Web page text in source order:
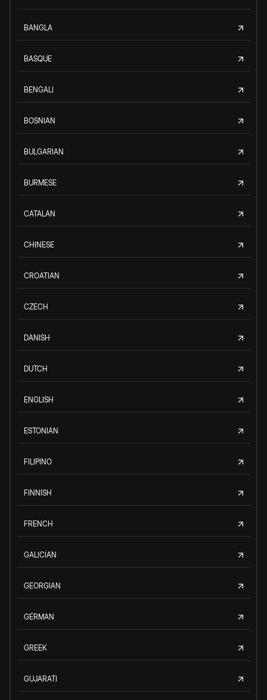
BANGLA
BASQUE
BENGALI
BOSNIAN
BULGARIAN
BURMESE
CATALAN
CHINESE
CROATIAN
CZECH
DANISH
DUTCH
ENGLISH
ESTONIAN
FILIPINO
FINNISH
FRENCH
GALICIAN
GEORGIAN
GERMAN
GREEK
GUJARATI